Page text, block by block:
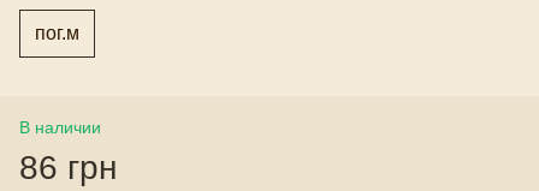
пог.м
В наличии
86 грн